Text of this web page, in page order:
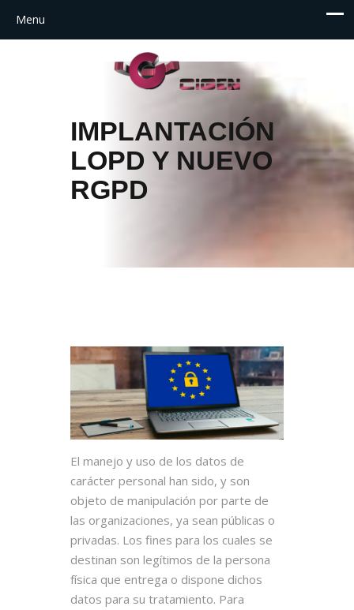
IMPLANTACIÓN
LOPD Y NUEVO
RGPD
El manejo y uso de los datos de
carácter personal han sido, y son
objeto de manipulación por parte de
las organizaciones, ya sean públicas o
privadas. Los fines para los cuales se
destinan son legítimos de la persona
física que entrega o dispone dichos
datos para su tratamiento. Para